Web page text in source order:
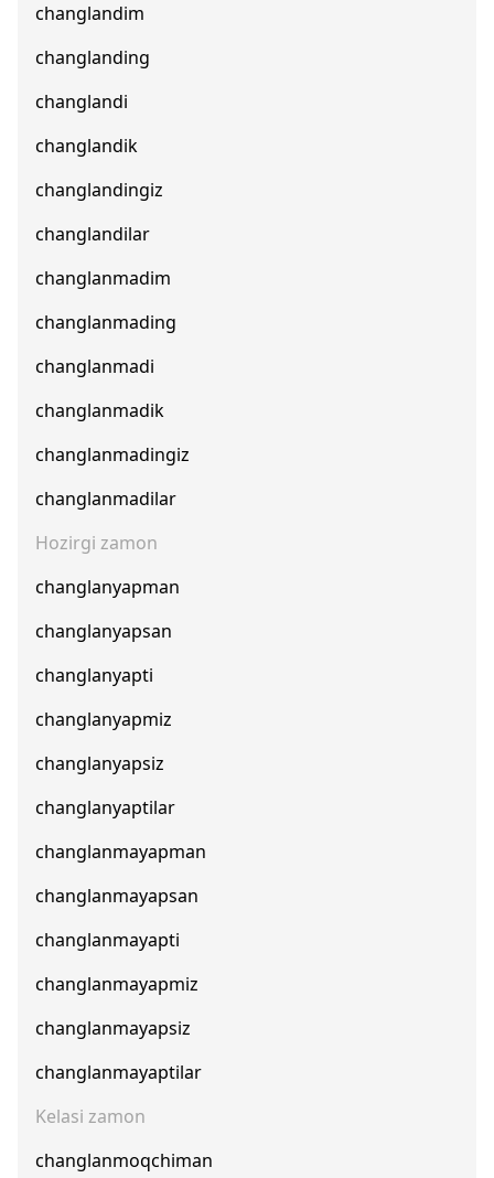
changlandim
changlanding
changlandi
changlandik
changlandingiz
changlandilar
changlanmadim
changlanmading
changlanmadi
changlanmadik
changlanmadingiz
changlanmadilar
Hozirgi zamon
changlanyapman
changlanyapsan
changlanyapti
changlanyapmiz
changlanyapsiz
changlanyaptilar
changlanmayapman
changlanmayapsan
changlanmayapti
changlanmayapmiz
changlanmayapsiz
changlanmayaptilar
Kelasi zamon
changlanmoqchiman